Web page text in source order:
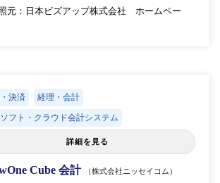
照元：日本ビズアップ株式会社 ホームペー
決済 経理・会計
フト・クラウド会計システム
詳細を見る
Cube 会計 （株式会社ニッセイコム）